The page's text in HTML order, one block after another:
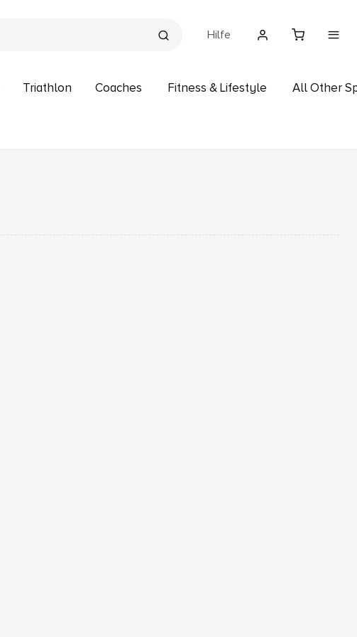
Hilfe
Triathlon Coaches Fitness & Lifestyle All Other